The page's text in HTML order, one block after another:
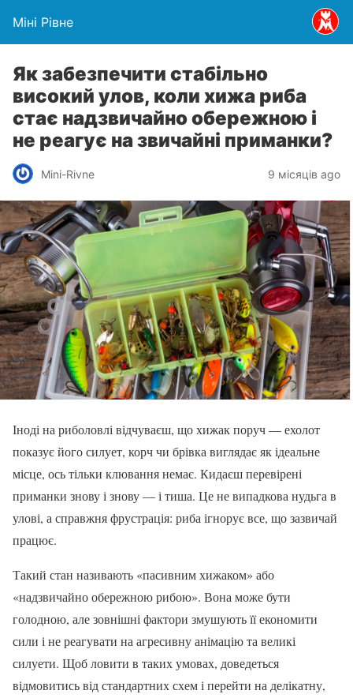
Міні Рівне
Як забезпечити стабільно
високий улов, коли хижа риба
стає надзвичайно обережною і
не реагує на звичайні приманки?
Mini-Rivne 9 місяців ago
Іноді на риболовлі відчуваєш, що хижак поруч — ехолот
показує його силует, корч чи брівка виглядає як ідеальне
місце, ось тільки клювання немає. Кидаєш перевірені
приманки знову і знову — і тиша. Це не випадкова нудьга в
улові, а справжня фрустрація: риба ігнорує все, що зазвичай
працює.
Такий стан називають «пасивним хижаком» або
«надзвичайно обережною рибою». Вона може бути
голодною, але зовнішні фактори змушують її економити
сили і не реагувати на агресивну анімацію та великі
силуети. Щоб ловити в таких умовах, доведеться
відмовитись від стандартних схем і перейти на делікатну,